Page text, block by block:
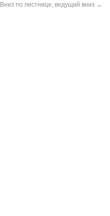
Вниз по лестнице, ведущий вниз →